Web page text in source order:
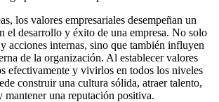
los valores empresariales desempeñan un
el desarrollo y éxito de una empresa. No solo
acciones internas, sino que también influyen
de la organización. Al establecer valores
efectivamente y vivirlos en todos los niveles
construir una cultura sólida, atraer talento,
mantener una reputación positiva.